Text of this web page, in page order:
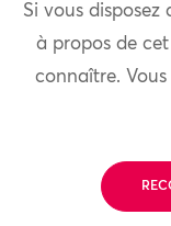
Si vous disposez
à propos de
connaître.